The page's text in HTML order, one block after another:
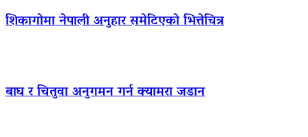
शिकागोमा नेपाली अनुहार समेटिएको भित्तेचित्र
बाघ र चितुवा अनुगमन गर्न क्यामरा जडान